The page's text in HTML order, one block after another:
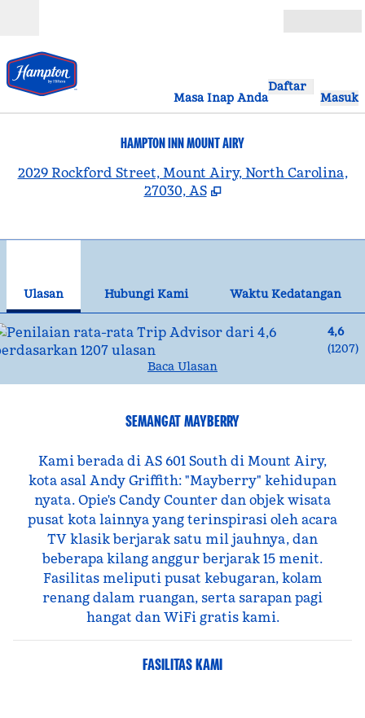
Masa Inap Anda
Daftar
Masuk
HAMPTON INN MOUNT AIRY
2029 Rockford Street, Mount Airy, North Carolina,
27030, AS
Ulasan Hubungi Kami
Waktu Kedatangan
4,6
(1207)
Baca Ulasan
SEMANGAT MAYBERRY
Kami berada di AS 601 South di Mount Airy,
kota asal Andy Griffith: "Mayberry" kehidupan
nyata. Opie's Candy Counter dan objek wisata
pusat kota lainnya yang terinspirasi oleh acara
TV klasik berjarak satu mil jauhnya, dan
beberapa kilang anggur berjarak 15 menit.
Fasilitas meliputi pusat kebugaran, kolam
renang dalam ruangan, serta sarapan pagi
hangat dan WiFi gratis kami.
FASILITAS KAMI